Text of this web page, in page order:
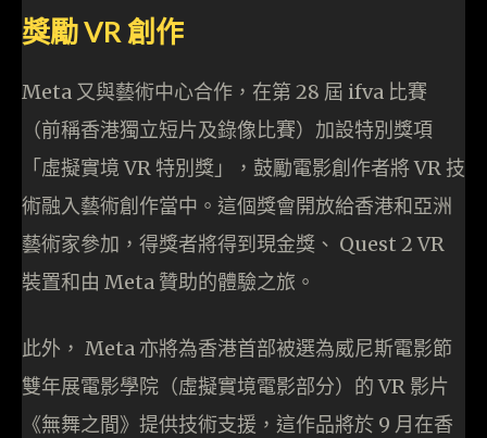
獎勵 VR 創作
Meta 又與藝術中心合作，在第 28 屆 ifva 比賽
（前稱香港獨立短片及錄像比賽）加設特別獎項
「虛擬實境 VR 特別獎」，鼓勵電影創作者將 VR 技
術融入藝術創作當中。這個獎會開放給香港和亞洲
藝術家參加，得獎者將得到現金獎、 Quest 2 VR
裝置和由 Meta 贊助的體驗之旅。
此外， Meta 亦將為香港首部被選為威尼斯電影節
雙年展電影學院（虛擬實境電影部分）的 VR 影片
《無舞之間》提供技術支援，這作品將於 9 月在香